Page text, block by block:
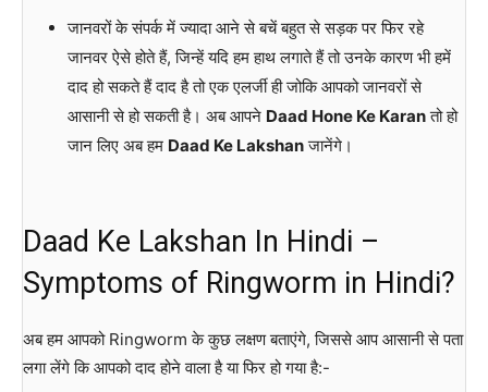
जानवरों के संपर्क में ज्यादा आने से बचें बहुत से सड़क पर फिर रहे
जानवर ऐसे होते हैं, जिन्हें यदि हम हाथ लगाते हैं तो उनके कारण भी हमें
दाद हो सकते हैं दाद है तो एक एलर्जी ही जोकि आपको जानवरों से
आसानी से हो सकती है। अब आपने Daad Hone Ke Karanतो हो
जान लिए अब हम Daad Ke Lakshanजानेंगे।
Daad Ke Lakshan In Hindi –
Symptoms of Ringworm in Hindi?
अब हम आपको Ringworm के कुछ लक्षण बताएंगे, जिससे आप आसानी से पता
लगा लेंगे कि आपको दाद होने वाला है या फिर हो गया है:-